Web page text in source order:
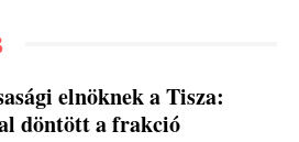
elnöknek a Tisza:
döntött a frakció